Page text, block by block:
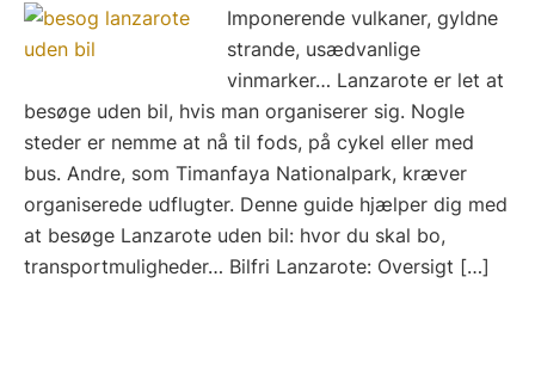
Imponerende vulkaner, gyldne
strande, usædvanlige
vinmarker… Lanzarote er let at
besøge uden bil, hvis man organiserer sig. Nogle
steder er nemme at nå til fods, på cykel eller med
bus. Andre, som Timanfaya Nationalpark, kræver
organiserede udflugter. Denne guide hjælper dig med
at besøge Lanzarote uden bil: hvor du skal bo,
transportmuligheder… Bilfri Lanzarote: Oversigt […]